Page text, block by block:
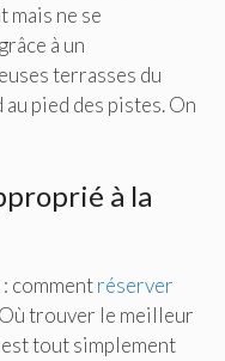
mais ne se
à un
terrasses du
pied des pistes. On
à la
commentréserver
trouver le meilleur
tout simplement